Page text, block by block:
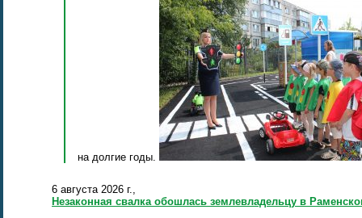
на долгие годы.
6 августа 2026 г.,
Незаконная свалка обошлась землевладельцу в